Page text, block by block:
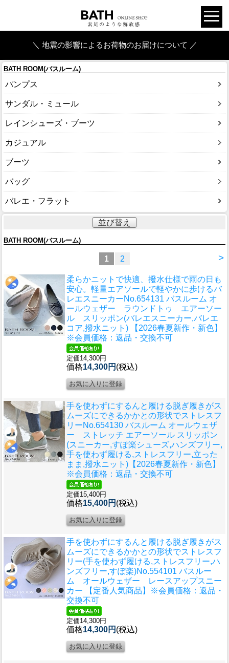
＼ 地震の影響によるお荷物のお届けについて ／
BATH ROOM(バスルーム)
パンプス
サンダル・ミュール
レインシューズ・ブーツ
カジュアル
ブーツ
バッグ
バレエ・フラット
並び替え
BATH ROOM(バスルーム)
>
1 2
柔らかニットで快適、撥水仕様で雨の日も
安心。軽量エアソールで軽やかに歩けるバ
レエスニーカーNo.654131 バスルーム オ
ールウェザー ラウンドトゥ エアーソー
ル スリッポン(バレエスニーカー,バレエ
コア,撥水ニット) 【2026春夏新作・新色】
※会員価格：返品・交換不可
定価14,300円
価格14,300円 (税込)
手を使わずにするんと履ける脱ぎ履きがス
ムーズにできるかかとの形状でストレスフ
リーNo.654130 バスルーム オールウェザ
ー ストレッチ エアーソール スリッポン
(スニーカー,すぽ楽シューズ,ハンズフリー,
手を使わず履ける,ストレスフリー,立った
まま,撥水ニット)【2026春夏新作・新色】
※会員価格：返品・交換不可
定価15,400円
価格15,400円 (税込)
手を使わずにするんと履ける脱ぎ履きがス
ムーズにできるかかとの形状でストレスフ
リー(手を使わず履ける,ストレスフリー,ハ
ンズフリー,すぽ楽)No.554101 バスルー
ム オールウェザー レースアップスニー
カー 【定番人気商品】※会員価格：返品・
交換不可
定価14,300円
価格14,300円 (税込)